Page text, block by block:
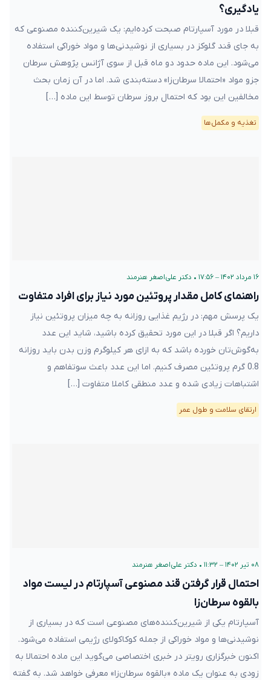
یادگیری؟
قبلا در مورد آسپارتام صبحت کرده‌ایم: یک شیرین‌کننده مصنوعی که
به جای قند گلوکز در بسیاری از نوشیدنی‌ها و مواد خوراکی استفاده
می‌شود. این ماده حدود دو ماه قبل از سوی آژانس پژوهش سرطان
جزو مواد «احتمالا سرطان‌زا» دسته‌بندی شد. اما در آن زمان بحث
مخالفین این بود که احتمال بروز سرطان توسط این ماده […]
تغذیه و مکمل‌ها
۱۶ مرداد ۱۴۰۲ – ۱۷:۵۶ • دکتر علی‌اصغر هنرمند
راهنمای کامل مقدار پروتئین مورد نیاز برای افراد متفاوت
یک پرسش مهم: در رژیم غذایی‌ روزانه به چه میزان پروتئین نیاز
داریم؟ اگر قبلا در این مورد تحقیق کرده ‌باشید، شاید این عدد
به‌گوش‌تان خورده باشد که به ازای هر کیلوگرم وزن بدن باید روزانه
0.8 گرم پروتئین مصرف کنیم. اما این عدد باعث سوتفاهم و
اشتباهات زیادی شده و عدد منطقی کاملا متفاوت […]
ارتقای سلامت و طول عمر
۰۸ تیر ۱۴۰۲ – ۱۱:۳۲ • دکتر علی‌اصغر هنرمند
احتمال قرار گرفتن قند مصنوعی آسپارتام در لیست مواد
بالقوه سرطان‌زا
آسپارتام یکی از شیرین‌کننده‌های مصنوعی است که در بسیاری از
نوشیدنی‌ها و مواد خوراکی از جمله کوکاکولا‌ی رژیمی استفاده می‌شود.
اکنون خبرگزاری رویتر در خبری اختصاصی می‌گوید این ماده احتمالا به
زودی به عنوان یک ماده «بالقوه سرطان‌زا» معرفی خواهد شد. به گفته